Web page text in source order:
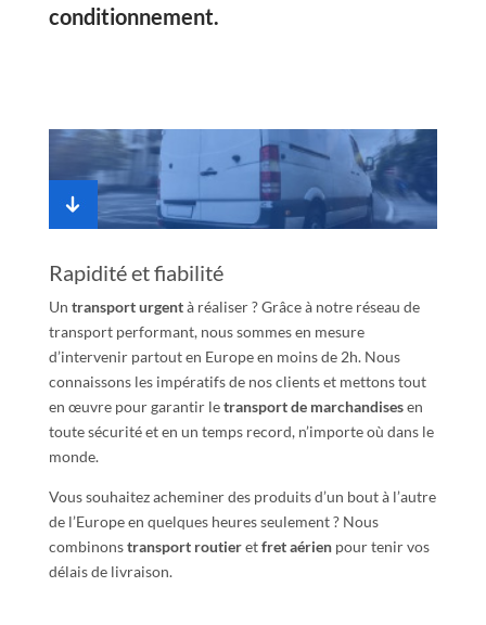
conditionnement.
Rapidité et fiabilité
Un transport urgentà réaliser ? Grâce à notre réseau de
transport performant, nous sommes en mesure
d’intervenir partout en Europe en moins de 2h. Nous
connaissons les impératifs de nos clients et mettons tout
en œuvre pour garantir letransport de marchandisesen
toute sécurité et en un temps record, n’importe où dans le
monde.
Vous souhaitez acheminer des produits d’un bout à l’autre
de l’Europe en quelques heures seulement ? Nous
combinonstransport routieretfret aérienpour tenir vos
délais de livraison.